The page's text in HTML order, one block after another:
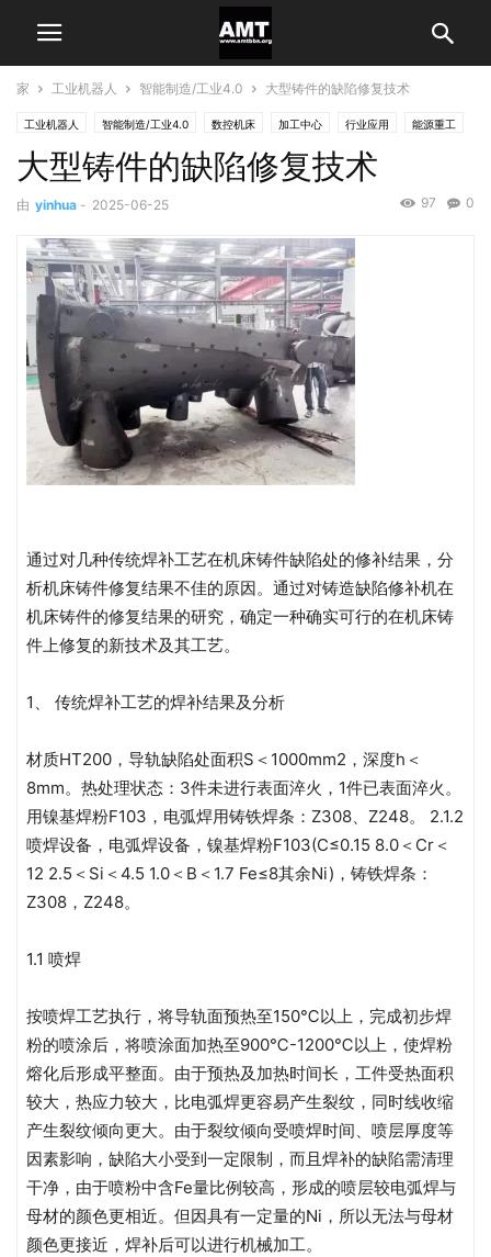
家 工业机器人 智能制造/工业4.0 大型铸件的缺陷修复技术
工业机器人 智能制造/工业4.0 数控机床 加工中心 行业应用 能源重工
大型铸件的缺陷修复技术
由 yinhua - 2025-06-25 0
97
通过对几种传统焊补工艺在机床铸件缺陷处的修补结果，分
析机床铸件修复结果不佳的原因。通过对铸造缺陷修补机在
机床铸件的修复结果的研究，确定一种确实可行的在机床铸
件上修复的新技术及其工艺。
1、 传统焊补工艺的焊补结果及分析
材质HT200，导轨缺陷处面积S＜1000mm2，深度h＜
8mm。热处理状态：3件未进行表面淬火，1件已表面淬火。
用镍基焊粉F103，电弧焊用铸铁焊条：Z308、Z248。 2.1.2
喷焊设备，电弧焊设备，镍基焊粉F103(C≤0.15 8.0＜Cr＜
12 2.5＜Si＜4.5 1.0＜B＜1.7 Fe≤8其余Ni)，铸铁焊条：
Z308，Z248。
1.1 喷焊
按喷焊工艺执行，将导轨面预热至150℃以上，完成初步焊
粉的喷涂后，将喷涂面加热至900℃-1200℃以上，使焊粉
熔化后形成平整面。由于预热及加热时间长，工件受热面积
较大，热应力较大，比电弧焊更容易产生裂纹，同时线收缩
产生裂纹倾向更大。由于裂纹倾向受喷焊时间、喷层厚度等
因素影响，缺陷大小受到一定限制，而且焊补的缺陷需清理
干净，由于喷粉中含Fe量比例较高，形成的喷层较电弧焊与
母材的颜色更相近。但因具有一定量的Ni，所以无法与母材
颜色更接近，焊补后可以进行机械加工。